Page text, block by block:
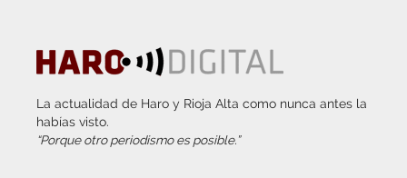
La actualidad de Haro y Rioja Alta como nunca antes la
habías visto.
“Porque otro periodismo es posible.”